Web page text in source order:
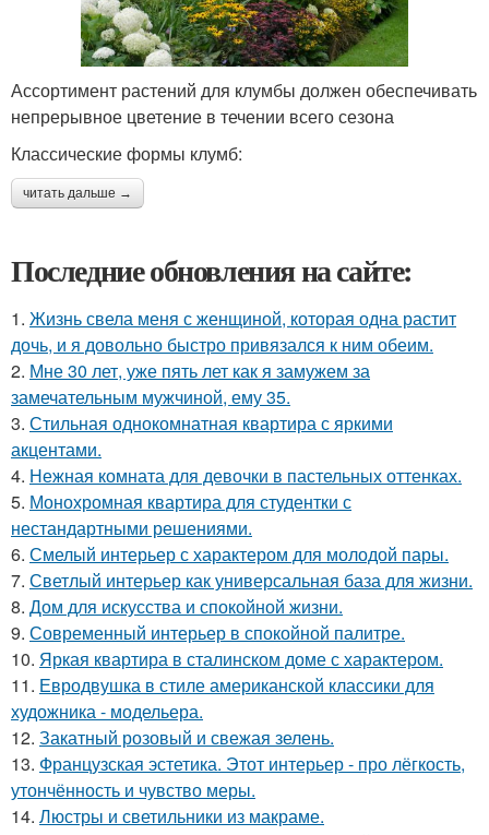
Ассортимент растений для клумбы должен обеспечивать
непрерывное цветение в течении всего сезона
Классические формы клумб:
читать дальше →
Последние обновления на сайте:
1. Жизнь свела меня с женщиной, которая одна растит
дочь, и я довольно быстро привязался к ним обеим.
2. Мне 30 лет, уже пять лет как я замужем за
замечательным мужчиной, ему 35.
3. Стильная однокомнатная квартира с яркими
акцентами.
4. Нежная комната для девочки в пастельных оттенках.
5. Монохромная квартира для студентки с
нестандартными решениями.
6. Смелый интерьер с характером для молодой пары.
7. Светлый интерьер как универсальная база для жизни.
8. Дом для искусства и спокойной жизни.
9. Современный интерьер в спокойной палитре.
10. Яркая квартира в сталинском доме с характером.
11. Евродвушка в стиле американской классики для
художника - модельера.
12. Закатный розовый и свежая зелень.
13. Французская эстетика. Этот интерьер - про лёгкость,
утончённость и чувство меры.
14. Люстры и светильники из макраме.